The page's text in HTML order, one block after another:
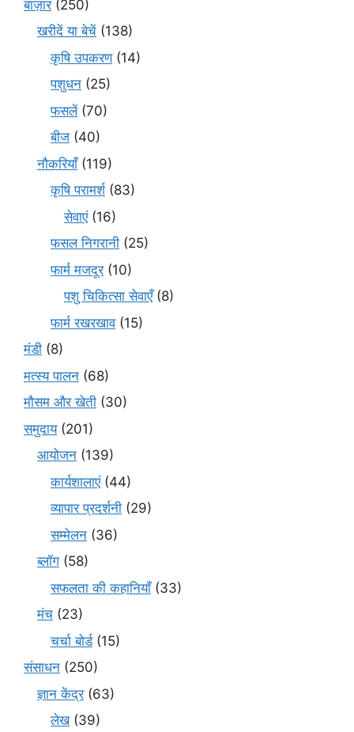
बाज़ार(250)
खरीदें या बेचें (138)
कृषि उपकरण(14)
पशुधन (25)
फसलें(70)
बीज (40)
नौकरियाँ(119)
कृषि परामर्श(83)
सेवाएं(16)
फसल निगरानी (25)
फार्म मजदूर(10)
पशु चिकित्सा सेवाएँ(8)
फार्म रखरखाव(15)
मंडी (8)
मत्स्य पालन (68)
मौसम और खेती (30)
समुदाय(201)
आयोजन (139)
कार्यशालाएं(44)
व्यापार प्रदर्शनी (29)
सम्मेलन (36)
ब्लॉग (58)
सफलता की कहानियाँ(33)
मंच (23)
चर्चा बोर्ड(15)
संसाधन (250)
ज्ञान केंद्र(63)
लेख(39)